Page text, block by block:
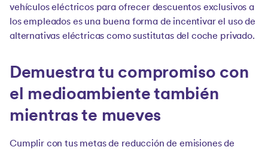
vehículos eléctricos para ofrecer descuentos exclusivos a
los empleados es una buena forma de incentivar el uso de
alternativas eléctricas como sustitutas del coche privado.
Demuestra tu compromiso con
el medioambiente también
mientras te mueves
Cumplir con tus metas de reducción de emisiones de